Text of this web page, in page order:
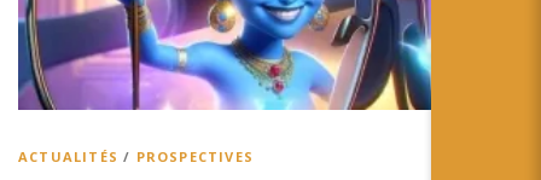
ACTUALITÉS / PROSPECTIVES